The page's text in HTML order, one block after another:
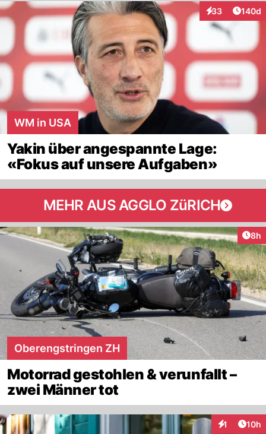
33
Interaktionen
140d
WM in USA
Yakin über angespannte Lage:
«Fokus auf unsere Aufgaben»
MEHR AUS AGGLO ZüRICH
8h
Oberengstringen ZH
Motorrad gestohlen & verunfallt –
zwei Männer tot
1 10h